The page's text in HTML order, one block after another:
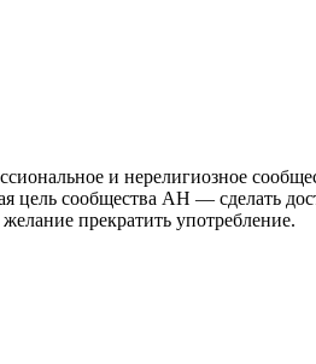
и нерелигиозное
цель сообщества АН — сделать
прекратить употребление.